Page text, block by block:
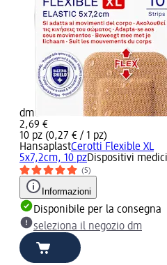
dm
2,69 €
10 pz (0,27 € / 1 pz)
HansaplastCerotti Flexible XL
5x7,2cm, 10 pzDispositivi medici
(5)
Informazioni
Disponibile per la consegna
seleziona il negozio dm